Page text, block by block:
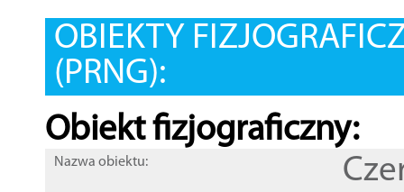
OBIEKTY
(PRNG):
Obiekt fizjograficzny:
Nazwa obiektu: